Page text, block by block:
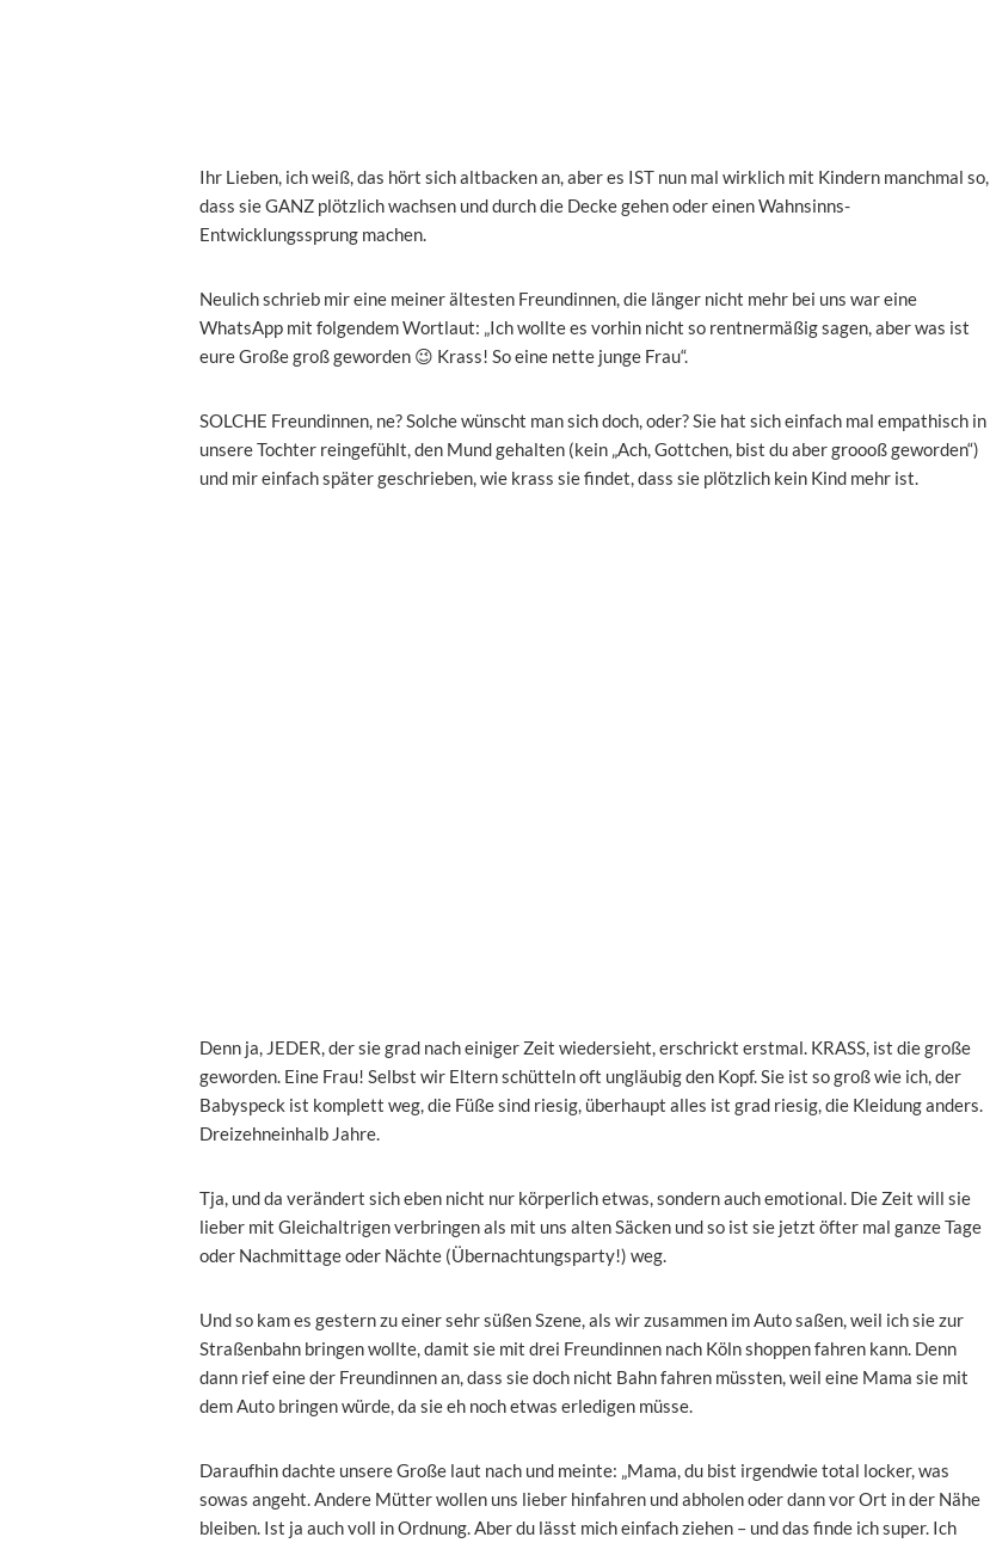
Ihr Lieben, ich weiß, das hört sich altbacken an, aber es IST nun mal wirklich mit Kindern manchmal so,
dass sie GANZ plötzlich wachsen und durch die Decke gehen oder einen Wahnsinns-
Entwicklungssprung machen.
Neulich schrieb mir eine meiner ältesten Freundinnen, die länger nicht mehr bei uns war eine
WhatsApp mit folgendem Wortlaut: „Ich wollte es vorhin nicht so rentnermäßig sagen, aber was ist
eure Große groß geworden 😉 Krass! So eine nette junge Frau“.
SOLCHE Freundinnen, ne? Solche wünscht man sich doch, oder? Sie hat sich einfach mal empathisch in
unsere Tochter reingefühlt, den Mund gehalten (kein „Ach, Gottchen, bist du aber groooß geworden“)
und mir einfach später geschrieben, wie krass sie findet, dass sie plötzlich kein Kind mehr ist.
Denn ja, JEDER, der sie grad nach einiger Zeit wiedersieht, erschrickt erstmal. KRASS, ist die große
geworden. Eine Frau! Selbst wir Eltern schütteln oft ungläubig den Kopf. Sie ist so groß wie ich, der
Babyspeck ist komplett weg, die Füße sind riesig, überhaupt alles ist grad riesig, die Kleidung anders.
Dreizehneinhalb Jahre.
Tja, und da verändert sich eben nicht nur körperlich etwas, sondern auch emotional. Die Zeit will sie
lieber mit Gleichaltrigen verbringen als mit uns alten Säcken und so ist sie jetzt öfter mal ganze Tage
oder Nachmittage oder Nächte (Übernachtungsparty!) weg.
Und so kam es gestern zu einer sehr süßen Szene, als wir zusammen im Auto saßen, weil ich sie zur
Straßenbahn bringen wollte, damit sie mit drei Freundinnen nach Köln shoppen fahren kann. Denn
dann rief eine der Freundinnen an, dass sie doch nicht Bahn fahren müssten, weil eine Mama sie mit
dem Auto bringen würde, da sie eh noch etwas erledigen müsse.
Daraufhin dachte unsere Große laut nach und meinte: „Mama, du bist irgendwie total locker, was
sowas angeht. Andere Mütter wollen uns lieber hinfahren und abholen oder dann vor Ort in der Nähe
bleiben. Ist ja auch voll in Ordnung. Aber du lässt mich einfach ziehen – und das finde ich super. Ich